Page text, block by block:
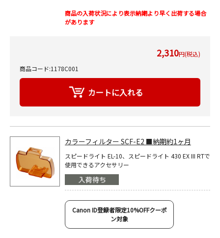
商品の入荷状況により表示納期より早く出荷する場合
があります
2,310円(税込)
商品コード:1178C001
カラーフィルター SCF-E2 ■納期約1ヶ月
スピードライト EL-10、スピードライト 430 EX III RTで
使用できるアクセサリー
Canon ID登録者限定10%OFFクーポ
ン対象